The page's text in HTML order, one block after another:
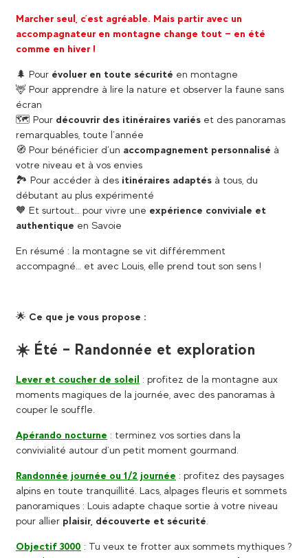
Marcher seul, c’est agréable. Mais partir avec un
accompagnateur en montagne change tout — en été
comme en hiver !
🌲 Pour évoluer en toute sécurité en montagne
🦌 Pour apprendre à lire la nature et observer la faune sans
écran
🗺️ Pour découvrir des itinéraires variés et des panoramas
remarquables, toute l’année
🧭 Pour bénéficier d’un accompagnement personnalisé à
votre niveau et à vos envies
🏞️ Pour accéder à des itinéraires adaptés à tous, du
débutant au plus expérimenté
🧡 Et surtout… pour vivre une expérience conviviale et
authentique en Savoie
En résumé : la montagne se vit différemment
accompagné… et avec Louis, elle prend tout son sens !
🌟 Ce que je vous propose :
☀️ Été – Randonnée et exploration
Lever et coucher de soleil : profitez de la montagne aux
moments magiques de la journée, avec des panoramas à
couper le souffle.
Apérando nocturne : terminez vos sorties dans la
convivialité autour d’un petit moment gourmand.
Randonnée journée ou 1/2 journée : profitez des paysages
alpins en toute tranquillité. Lacs, alpages fleuris et sommets
panoramiques : Louis adapte chaque sortie à votre niveau
pour allier plaisir, découverte et sécurité.
Objectif 3000 : Tu veux te frotter aux sommets mythiques ?